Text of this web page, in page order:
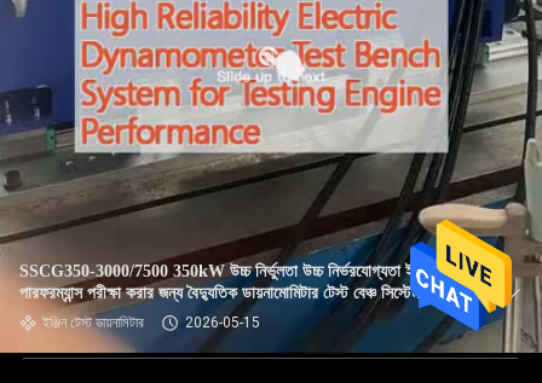
SSCG350-3000/7500 350kW উচ্চ নির্ভুলতা উচ্চ নির্ভরযোগ্যতা ইঞ্জিন
পারফরম্যান্স পরীক্ষা করার জন্য বৈদ্যুতিক ডায়নামোমিটার টেস্ট বেঞ্চ সিস্টেম
ইঞ্জিন টেস্ট ডায়নামিটার 2026-05-15